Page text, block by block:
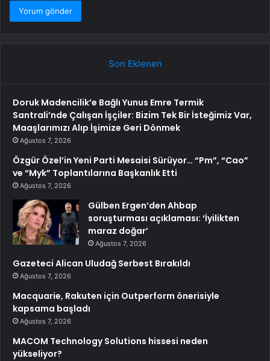
Son Eklenen
Doruk Madencilik’e Bağlı Yunus Emre Termik
Santrali’nde Çalışan İşçiler: Bizim Tek Bir İsteğimiz Var,
Maaşlarımızı Alıp İşimize Geri Dönmek
Ağustos 7, 2026
Özgür Özel’in Yeni Parti Mesaisi Sürüyor… “Pm”, “Cao”
ve “Myk” Toplantılarına Başkanlık Etti
Ağustos 7, 2026
Gülben Ergen’den Ahbap
soruşturması açıklaması: ‘İyilikten
maraz doğar’
Ağustos 7, 2026
Gazeteci Alican Uludağ Serbest Bırakıldı
Ağustos 7, 2026
Macquarie, Rakuten için Outperform önerisiyle
kapsama başladı
Ağustos 7, 2026
MACOM Technology Solutions hissesi neden
yükseliyor?